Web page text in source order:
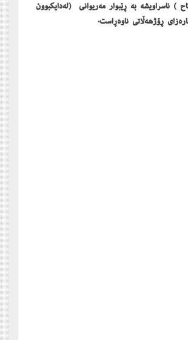
) ناسراویشە بە ڕێبوار مەریوانی (لەدایکبوون